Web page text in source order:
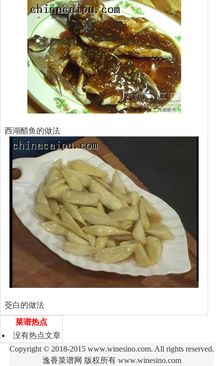
西湖醋鱼的做法
茭白的做法
菜谱热点
没有热点文章
Copyright © 2018-2015 www.winesino.com. All rights reserved.
逸香菜谱网 版权所有 www.winesino.com